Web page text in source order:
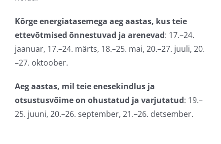
Kõrge energiatasemega aeg aastas, kus teie
ettevõtmised õnnestuvad ja arenevad: 17.–24.
jaanuar, 17.–24. märts, 18.–25. mai, 20.–27. juuli, 20.
–27. oktoober.
Aeg aastas, mil teie enesekindlus ja
otsustusvõime on ohustatud ja varjutatud: 19.–
25. juuni, 20.–26. september, 21.–26. detsember.